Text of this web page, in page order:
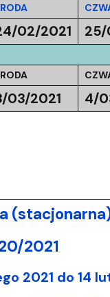
02/2021 25/
03/2021 4/
2021
2021 do 14